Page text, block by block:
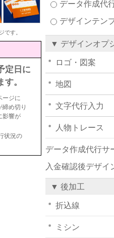
です。
定日に
。
ージに
め切り
影響が
状況の
データ作成代
デザインテン
▼ デザインオプ
ロゴ・図案
地図
文字代行入力
人物トレース
データ作成代行サ
入金確認後デザイ
▼ 後加工
折込線
ミシン